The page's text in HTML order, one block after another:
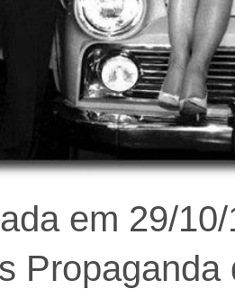
em 29/
Propaganda